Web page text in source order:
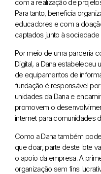
com a realização de
Para tanto, beneficia
educadores e com a
captados junto à
Por meio de uma parceria
Digital, a Dana
de equipamentos de
fundação é responsável
unidades da Dana e
promovem o
internet para comunidades
Como a Dana também
que doar, parte deste lote
o apoio da empresa. A
organização sem fins